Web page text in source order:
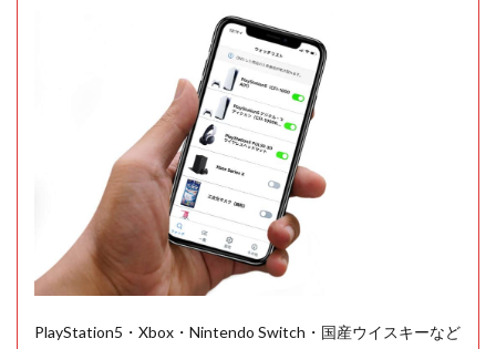
PlayStation5・Xbox・Nintendo Switch・国産ウイスキーなど